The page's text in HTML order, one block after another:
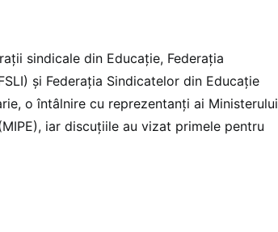
sindicale din Educație, Federația
și Federația Sindicatelor din Educație
o întâlnire cu reprezentanți ai Ministerului
iar discuțiile au vizat primele pentru